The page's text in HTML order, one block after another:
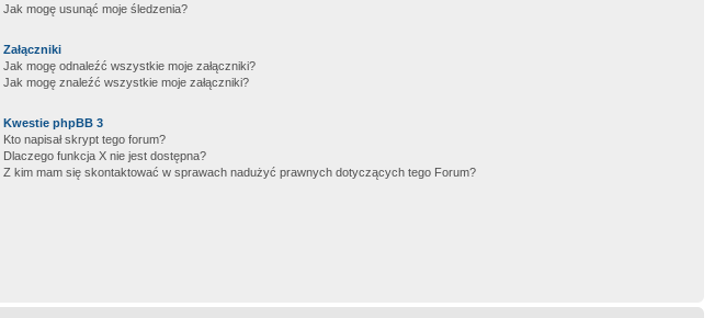
Jak mogę usunąć moje śledzenia?
Załączniki
Jak mogę odnaleźć wszystkie moje załączniki?
Jak mogę znaleźć wszystkie moje załączniki?
Kwestie phpBB 3
Kto napisał skrypt tego forum?
Dlaczego funkcja X nie jest dostępna?
Z kim mam się skontaktować w sprawach nadużyć prawnych dotyczących tego Forum?